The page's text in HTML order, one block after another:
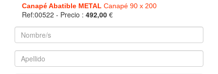
Canapé Abatible METAL Canapé 90 x 200
Ref:00522 - Precio : 492,00 €